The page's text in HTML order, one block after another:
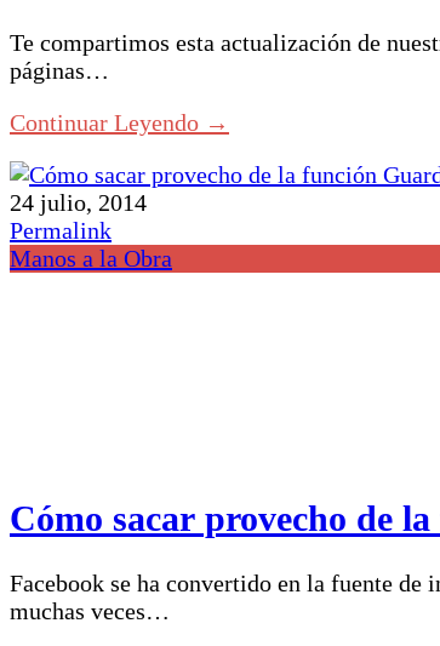
Te compartimos esta actualización de
páginas…
Continuar Leyendo →
24 julio, 2014
Permalink
Manos a la Obra
Cómo sacar provecho de
Facebook se ha convertido en la fuente de
muchas veces…